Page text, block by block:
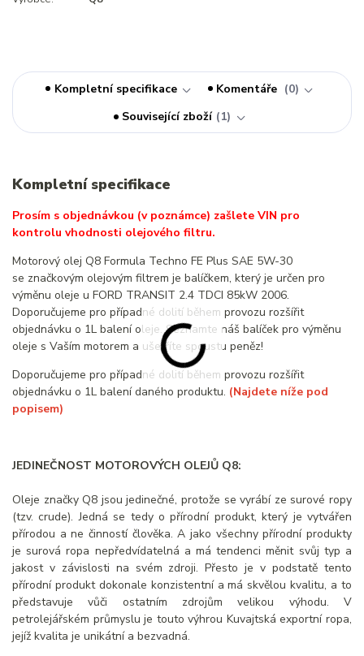
Kompletní specifikace Komentáře
0
Související zboží
1
Kompletní specifikace
Prosím s objednávkou (v poznámce) zašlete VIN pro
kontrolu vhodnosti olejového filtru.
Motorový olej Q8 Formula Techno FE Plus SAE 5W-30
se značkovým olejovým filtrem je balíčkem, který je určen pro
výměnu oleje u FORD TRANSIT 2.4 TDCI 85kW 2006.
Doporučujeme pro případné dolití během provozu rozšířit
objednávku o 1L balení oleje. Seznamte náš balíček pro výměnu
oleje s Vaším motorem a ušetříte spoustu peněz!
Doporučujeme pro případné dolití během provozu rozšířit
objednávku o 1L balení daného produktu. (Najdete níže pod
popisem)
JEDINEČNOST MOTOROVÝCH OLEJŮ Q8:
Oleje značky Q8 jsou jedinečné, protože se vyrábí ze surové ropy
(tzv. crude). Jedná se tedy o přírodní produkt, který je vytvářen
přírodou a ne činností člověka. A jako všechny přírodní produkty
je surová ropa nepředvídatelná a má tendenci měnit svůj typ a
jakost v závislosti na svém zdroji. Přesto je v podstatě tento
přírodní produkt dokonale konzistentní a má skvělou kvalitu, a to
představuje vůči ostatním zdrojům velikou výhodu. V
petrolejářském průmyslu je touto výhrou Kuvajtská exportní ropa,
jejíž kvalita je unikátní a bezvadná.